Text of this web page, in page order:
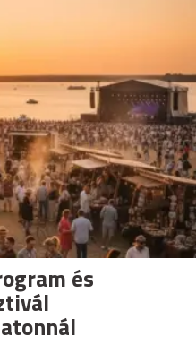
és